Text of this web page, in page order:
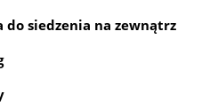
do siedzenia na zewnątrz